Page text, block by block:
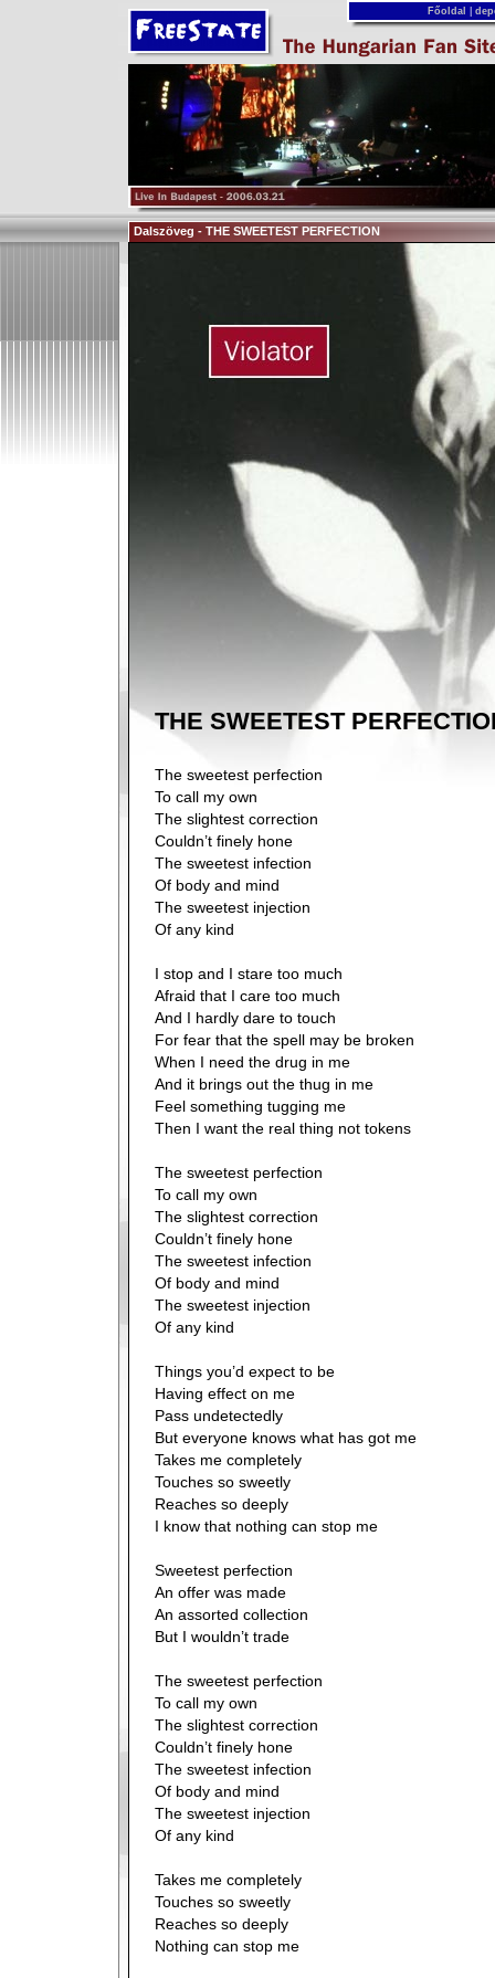
Főoldal
Dalszöveg - THE SWEETEST PERFECTION
THE SWEETEST
The sweetest perfection
To call my own
The slightest correction
Couldn’t finely hone
The sweetest infection
Of body and mind
The sweetest injection
Of any kind
I stop and I stare too much
Afraid that I care too much
And I hardly dare to touch
For fear that the spell may be broken
When I need the drug in me
And it brings out the thug in me
Feel something tugging me
Then I want the real thing not tokens
The sweetest perfection
To call my own
The slightest correction
Couldn’t finely hone
The sweetest infection
Of body and mind
The sweetest injection
Of any kind
Things you’d expect to be
Having effect on me
Pass undetectedly
But everyone knows what has got me
Takes me completely
Touches so sweetly
Reaches so deeply
I know that nothing can stop me
Sweetest perfection
An offer was made
An assorted collection
But I wouldn’t trade
The sweetest perfection
To call my own
The slightest correction
Couldn’t finely hone
The sweetest infection
Of body and mind
The sweetest injection
Of any kind
Takes me completely
Touches so sweetly
Reaches so deeply
Nothing can stop me